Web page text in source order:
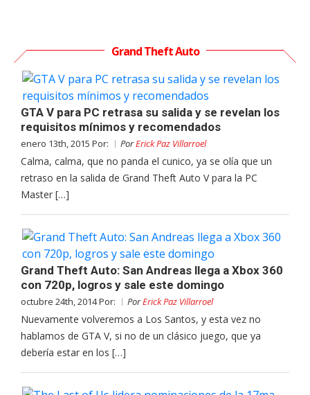
Grand Theft Auto
GTA V para PC retrasa su salida y se revelan los
requisitos mínimos y recomendados
enero 13th, 2015 Por: PorErick Paz Villarroel
Calma, calma, que no panda el cunico, ya se olía que un
retraso en la salida de Grand Theft Auto V para la PC
Master […]
Grand Theft Auto: San Andreas llega a Xbox 360
con 720p, logros y sale este domingo
octubre 24th, 2014 Por: PorErick Paz Villarroel
Nuevamente volveremos a Los Santos, y esta vez no
hablamos de GTA V, si no de un clásico juego, que ya
debería estar en los […]